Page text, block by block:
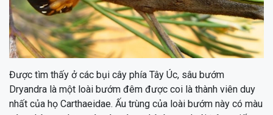
Được tìm thấy ở các bụi cây phía Tây Úc, sâu bướm
Dryandra là một loài bướm đêm được coi là thành viên duy
nhất của họ Carthaeidae. Ấu trùng của loài bướm này có màu